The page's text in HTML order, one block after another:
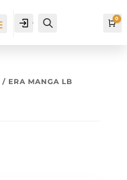
Cuenta 0
/ ERA MANGA LB